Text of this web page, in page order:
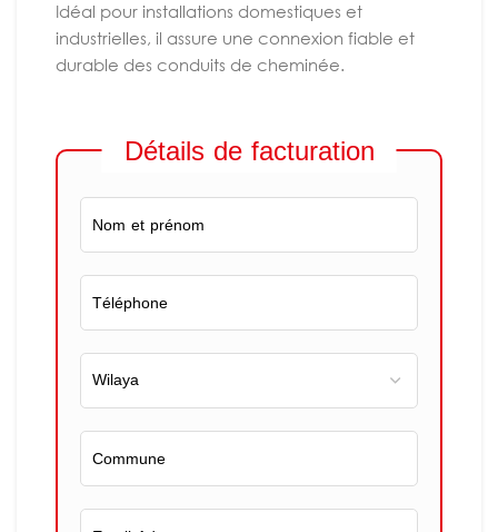
Idéal pour installations domestiques et
industrielles, il assure une connexion fiable et
durable des conduits de cheminée.
Détails de facturation